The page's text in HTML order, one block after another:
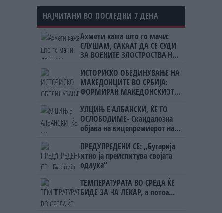
НАЈЧИТАНИ ВО ПОСЛЕДНИ 7 ДЕНА
Ахмети кажа што го мачи:
СЛУШАМ, САКААТ ДА СЕ СУДИ
ЗА ВОЕНИТЕ ЗЛОСТРОСТВА НА
ИСТОРИСКО ОБЕДИНУВАЊЕ НА
МАКЕДОНЦИТЕ ВО СРБИЈА:
ФОРМИРАН МАКЕДОНСКИОТ
УЛЦИЊ Е АЛБАНСКИ, ЌЕ ГО
ОСЛОБОДИМЕ- Скандалозна
објава на вицепремиерот на
ПРЕДУПРЕДЕНИ СЕ: „Бугарија
итно ја преиспитува својата
одлука“
ТЕМПЕРАТУРАТА ВО СРЕДА ЌЕ
БИДЕ ЗА НА ЛЕКАР, а потоа...